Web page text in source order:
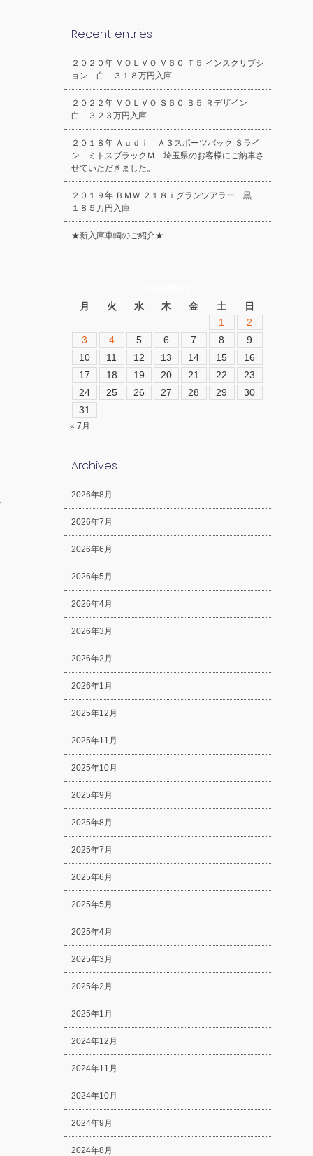
Recent entries
２０２０年 ＶＯＬＶＯ Ｖ６０ Ｔ５ インスクリプシ
ョン 白 ３１８万円入庫
２０２２年 ＶＯＬＶＯ Ｓ６０ Ｂ５ Ｒデザイン
白 ３２３万円入庫
２０１８年 Ａｕｄｉ Ａ３スポーツバック Ｓライ
ン ミトスブラックＭ 埼玉県のお客様にご納車さ
せていただきました。
２０１９年 ＢＭＷ ２１８ｉグランツアラー 黒
１８５万円入庫
★新入庫車輌のご紹介★
月
火 水 木 金 土
日
1
2
3
4 5 6 7 8
9
10
11 12 13 14 15
16
17
18 19 20 21 22
23
24
25 26 27 28 29
30
31
« 7月
Archives
2026年8月
2026年7月
2026年6月
2026年5月
2026年4月
2026年3月
2026年2月
2026年1月
2025年12月
2025年11月
2025年10月
2025年9月
2025年8月
2025年7月
2025年6月
2025年5月
2025年4月
2025年3月
2025年2月
2025年1月
2024年12月
2024年11月
2024年10月
2024年9月
2024年8月